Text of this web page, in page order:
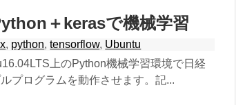
＋kerasで機械学習
, python,tensorflow, Ubuntu
上のPython機械学習環境で日経
プログラムを動作させます。記...